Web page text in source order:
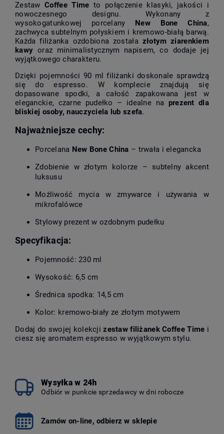
ZestawCoffee Time to połączenie klasyki, jakości i
nowoczesnego designu. Wykonany z
wysokogatunkowej porcelany
New Bone China,
zachwyca subtelnym połyskiem i kremowo-białą barwą.
Każda filiżanka ozdobiona została złotym ziarenkiem
kawy oraz minimalistycznym napisem, co dodaje jej
wyjątkowego charakteru.
Dzięki pojemności 90 ml filiżanki doskonale sprawdzą
się do espresso. W komplecie znajdują się
dopasowane spodki, a całość zapakowana jest w
eleganckie, czarne pudełko – idealne na prezent dla
bliskiej osoby, nauczyciela lub szefa.
Najważniejsze cechy:
Porcelana New Bone China – trwała i elegancka
Zdobienie w złotym kolorze – subtelny akcent
luksusu
Możliwość mycia w zmywarce i używania w
mikrofalówce
Stylowy prezent w ozdobnym pudełku
Specyfikacja:
Pojemność: 230 ml
Wysokość: 6,5 cm
Średnica spodka: 14,5 cm
Kolor: kremowo-biały ze złotym motywem
Dodaj do swojej kolekcjizestaw filiżanek Coffee Time i
ciesz się aromatem espresso w wyjątkowym stylu.
Wysyłka w 24h
Odbiór w punkcie sprzedawcy w dni robocze
Zamów on-line, odbierz w sklepie